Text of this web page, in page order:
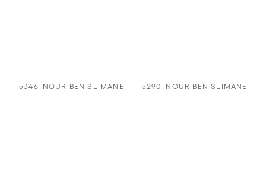
5346 NOUR BEN SLIMANE 5290 NOUR BEN SLIMANE